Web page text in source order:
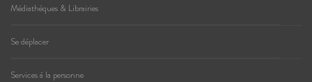
Médiathèques & Librairies
Se déplacer
Services à la personne